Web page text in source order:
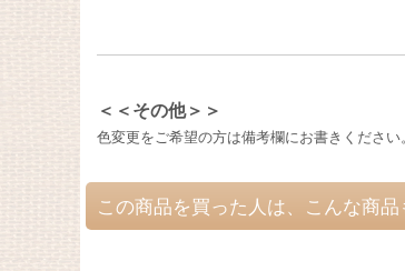
＜＜その他＞＞
色変更をご希望の方は備考欄にお書きください。
この商品を買った人は、こんな商